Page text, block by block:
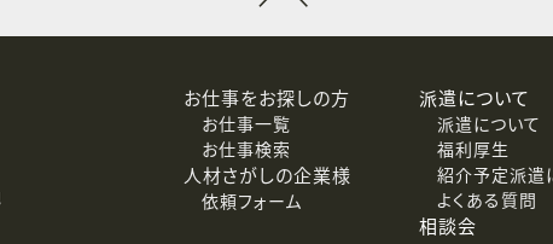
準を満たした委託先に、個人情報を委託する場合があります。
（利用目的の通知、開示、訂正、追加または削除、利用の停止、
お仕事をお探しの方
お仕事一覧
お仕事検索
人材さがしの企業様
依頼フォーム
派遣について
派遣について
福利厚生
紹介予定派遣
よくある質問
相談会